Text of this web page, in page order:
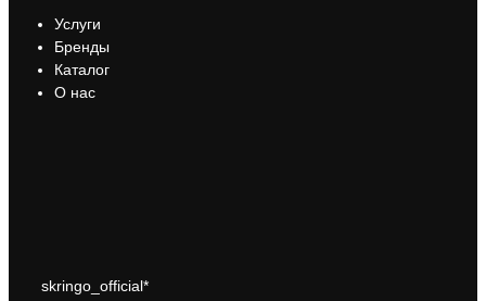
Услуги
Бренды
Каталог
О нас
skringo_official*